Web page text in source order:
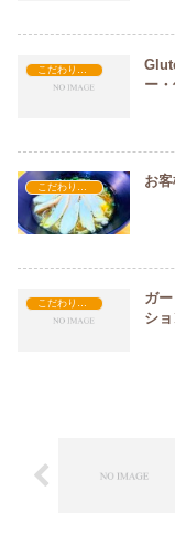
ー
お
こだわり原材料
ガ
シ